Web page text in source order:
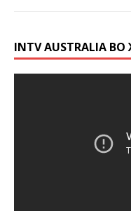
INTV AUSTRALIA